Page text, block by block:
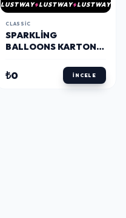
LUSTWAY LUSTWAY LUSTWAY
CLASSIC
SPARKLING
BALLOONS KARTON
₺0 İNCELE